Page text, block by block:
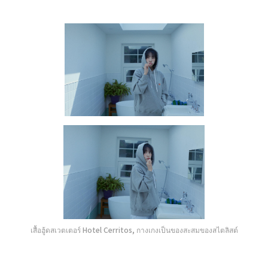
เสื้อฮู้ดสเวตเตอร์ Hotel Cerritos, กางเกงเป็นของสะสมของสไตลิสต์